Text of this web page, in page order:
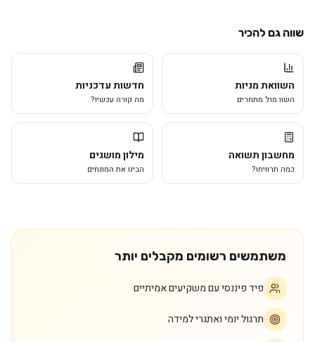
שווה גם להכיר
השוואת מניות
השוו מול מתחרים
חדשות עדכניות
מה קורה עכשיו?
מחשבון תשואה
כמה תרוויחו?
מילון מושגים
הבינו את המונחים
משתמשים רשומים מקבלים יותר
פיד פיננסי עם משקיעים אמיתיים
תרגול יומי ואתגרי למידה